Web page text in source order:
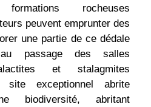
rocheuses
peuvent emprunter des
une partie de ce dédale
passage des salles
et stalagmites
site exceptionnel abrite
biodiversité, abritant